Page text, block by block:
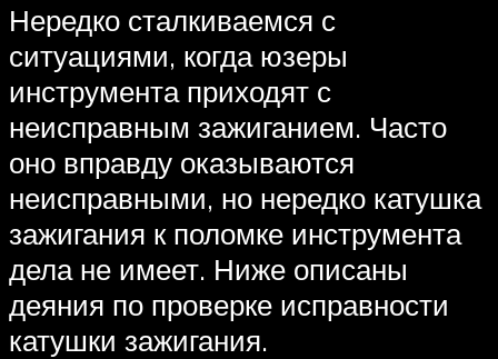
Нередко сталкиваемся с
ситуациями, когда юзеры
инструмента приходят с
неисправным зажиганием. Часто
оно вправду оказываются
неисправными, но нередко катушка
зажигания к поломке инструмента
дела не имеет. Ниже описаны
деяния по проверке исправности
катушки зажигания.